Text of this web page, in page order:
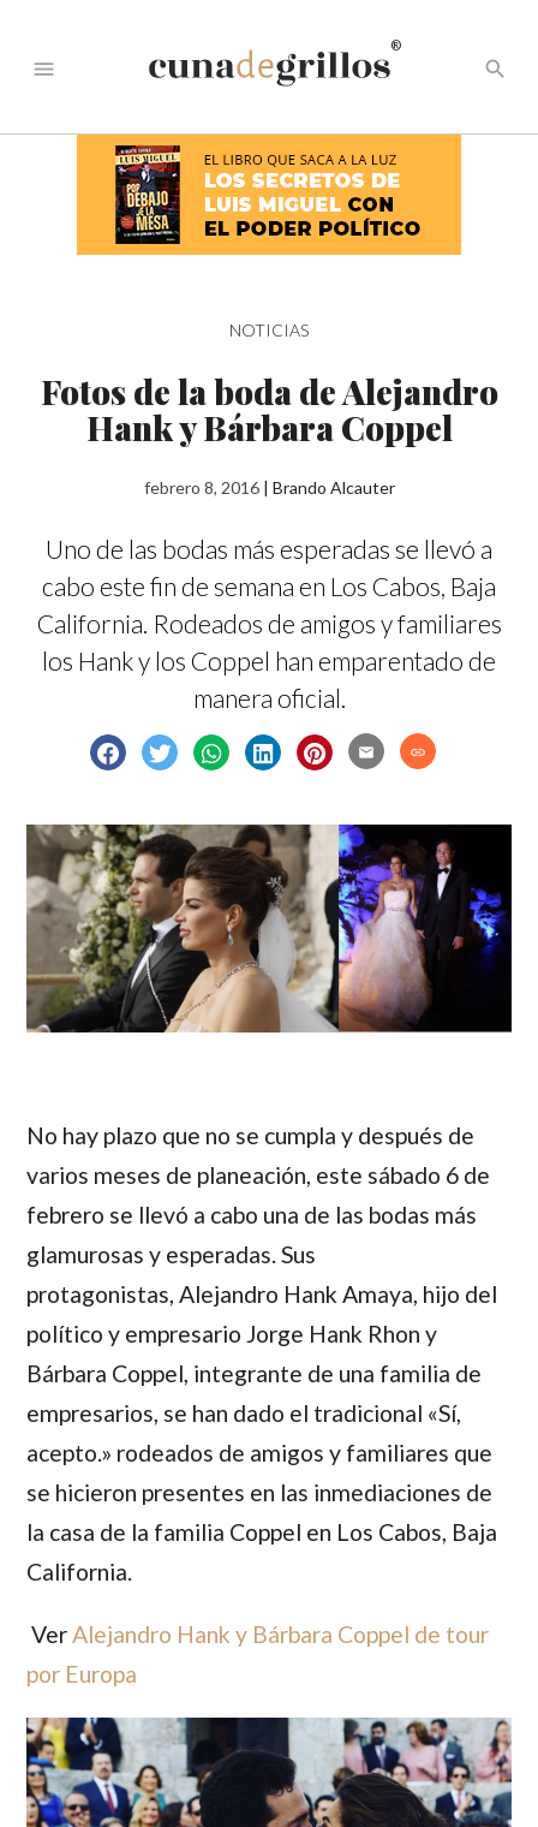
menu
®
search
NOTICIAS
Fotos de la boda de Alejandro
Hank y Bárbara Coppel
febrero 8, 2016 | Brando Alcauter
Uno de las bodas más esperadas se llevó a
cabo este fin de semana en Los Cabos, Baja
California. Rodeados de amigos y familiares
los Hank y los Coppel han emparentado de
manera oficial.
email link
No hay plazo que no se cumpla y después de
varios meses de planeación, este sábado 6 de
febrero se llevó a cabo una de las bodas más
glamurosas y esperadas. Sus
protagonistas,Alejandro Hank Amaya, hijo del
político y empresario Jorge Hank Rhon y
Bárbara Coppel, integrante de una familia de
empresarios, se han dado el tradicional «Sí,
acepto.» rodeados de amigos y familiares que
se hicieron presentes en las inmediaciones de
la casa de la familia Coppel en Los Cabos, Baja
California.
VerAlejandro Hank y Bárbara Coppel de tour
por Europa